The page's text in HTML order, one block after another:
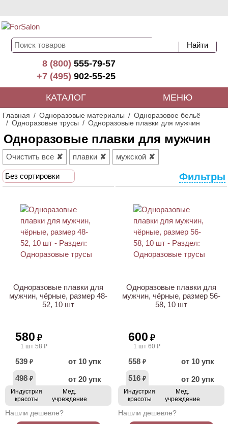
8 (800)555-79-57
+7 (495)902-55-25
КАТАЛОГ МЕНЮ
Главная Одноразовые материалы
Одноразовое бельё
Одноразовые трусы
Одноразовые плавки для мужчин
Одноразовые плавки для мужчин
Очистить все плавки мужской
Без сортировки Фильтры
Одноразовые плавки для
мужчин, чёрные, размер 48-
52, 10 шт
580 ₽
1 шт 58 ₽
539 ₽
от 10 упк
498 ₽ от 20 упк
Индустрия
красоты
Мед.
учреждение
Нашли дешевле?
Одноразовые плавки для
мужчин, чёрные, размер 56-
58, 10 шт
600 ₽
1 шт 60 ₽
558 ₽
от 10 упк
516 ₽ от 20 упк
Индустрия
красоты
Мед.
учреждение
Нашли дешевле?